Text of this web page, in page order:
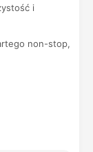
i
non-stop,